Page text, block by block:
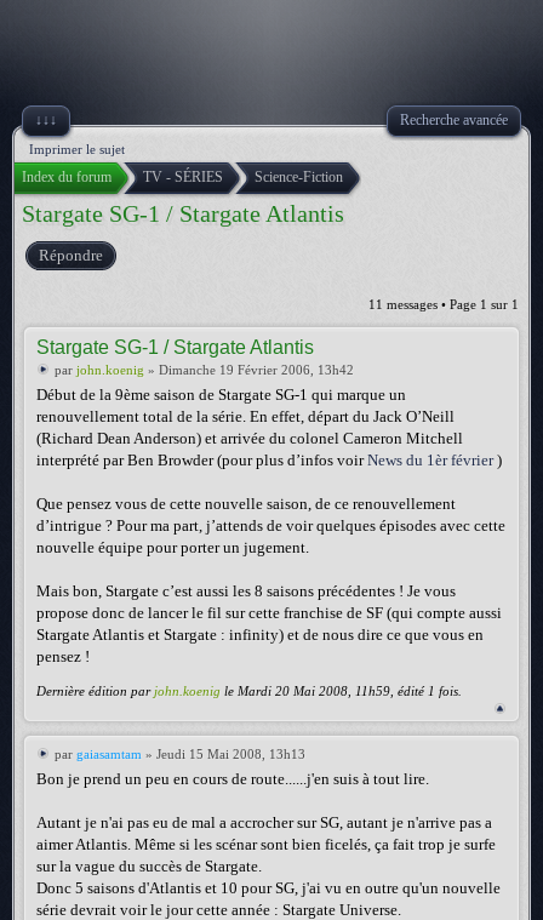
↓↓↓ Recherche avancée
Imprimer le sujet
Index du forum TV - SÉRIES Science-Fiction
Stargate SG-1 / Stargate Atlantis
Répondre
11 messages • Page 1 sur 1
Stargate SG-1 / Stargate Atlantis
par john.koenig » Dimanche 19 Février 2006, 13h42
Début de la 9ème saison de Stargate SG-1 qui marque un
renouvellement total de la série. En effet, départ du Jack O’Neill
(Richard Dean Anderson) et arrivée du colonel Cameron Mitchell
interprété par Ben Browder (pour plus d’infos voirNews du 1èr février)
Que pensez vous de cette nouvelle saison, de ce renouvellement
d’intrigue ? Pour ma part, j’attends de voir quelques épisodes avec cette
nouvelle équipe pour porter un jugement.
Mais bon, Stargate c’est aussi les 8 saisons précédentes ! Je vous
propose donc de lancer le fil sur cette franchise de SF (qui compte aussi
Stargate Atlantis et Stargate : infinity) et de nous dire ce que vous en
pensez !
Dernière édition par john.koenig le Mardi 20 Mai 2008, 11h59, édité 1 fois.
par gaiasamtam » Jeudi 15 Mai 2008, 13h13
Bon je prend un peu en cours de route......j'en suis à tout lire.
Autant je n'ai pas eu de mal a accrocher sur SG, autant je n'arrive pas a
aimer Atlantis. Même si les scénar sont bien ficelés, ça fait trop je surfe
sur la vague du succès de Stargate.
Donc 5 saisons d'Atlantis et 10 pour SG, j'ai vu en outre qu'un nouvelle
série devrait voir le jour cette année : Stargate Universe.